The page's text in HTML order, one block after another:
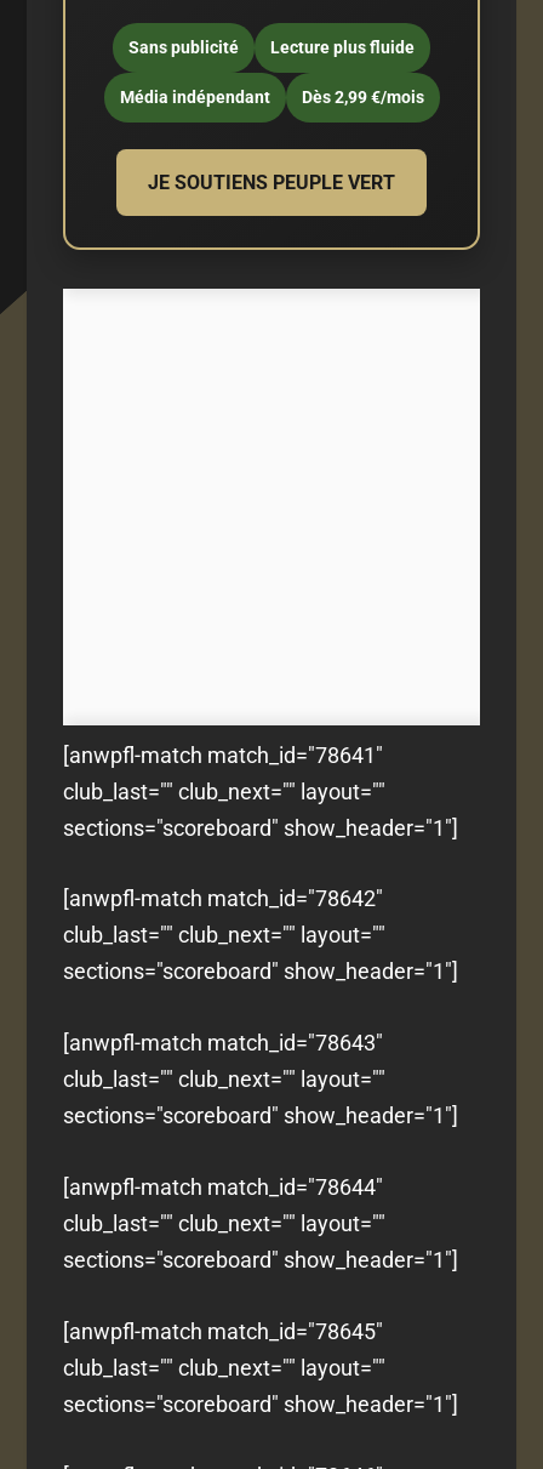
Sans publicité Lecture plus fluide
Média indépendant Dès 2,99 €/mois
JE SOUTIENS PEUPLE VERT
[anwpfl-match match_id="78641"
club_last="" club_next="" layout=""
sections="scoreboard" show_header="1"]
[anwpfl-match match_id="78642"
club_last="" club_next="" layout=""
sections="scoreboard" show_header="1"]
[anwpfl-match match_id="78643"
club_last="" club_next="" layout=""
sections="scoreboard" show_header="1"]
[anwpfl-match match_id="78644"
club_last="" club_next="" layout=""
sections="scoreboard" show_header="1"]
[anwpfl-match match_id="78645"
club_last="" club_next="" layout=""
sections="scoreboard" show_header="1"]